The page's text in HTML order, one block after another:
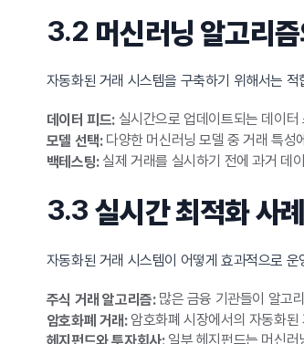
3.2 머신러닝 알고리즘
자동화된 거래 시스템을 구축하기 위해서는
데이터 피드:실시간으로 업데이트되는 데이터
모델 선택:다양한 머신러닝 모델 중 거래 특성
백테스팅:실제 거래를 실시하기 전에 과거 데
3.3실시간 최적화 사례
자동화된 거래 시스템이 어떻게 효과적으로
주식 거래 알고리즘:많은 금융 기관들이 알고
암호화폐 거래:암호화폐 시장에서의 자동화된
일부 헤지펀드는 머신러